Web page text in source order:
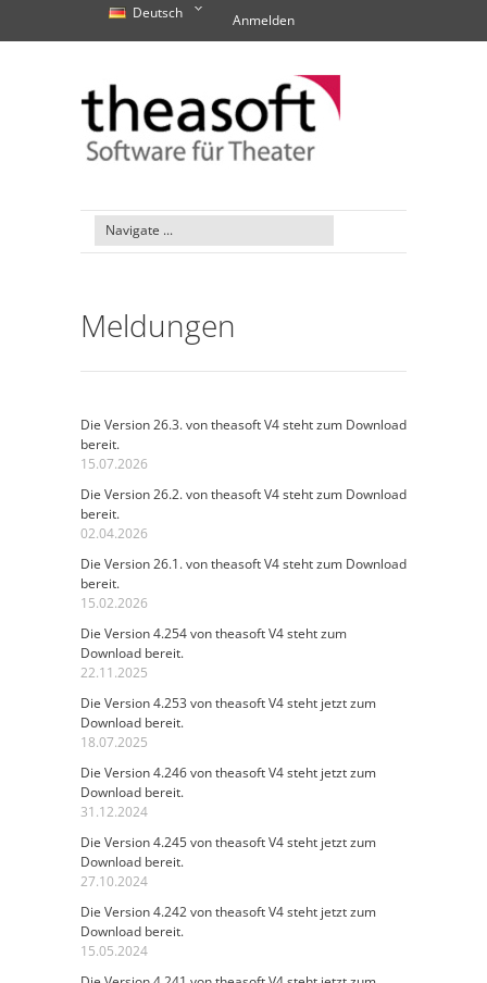
Deutsch Anmelden
Meldungen
Die Version 26.3. von theasoft V4 steht zum Download
bereit.
15.07.2026
Die Version 26.2. von theasoft V4 steht zum Download
bereit.
02.04.2026
Die Version 26.1. von theasoft V4 steht zum Download
bereit.
15.02.2026
Die Version 4.254 von theasoft V4 steht zum
Download bereit.
22.11.2025
Die Version 4.253 von theasoft V4 steht jetzt zum
Download bereit.
18.07.2025
Die Version 4.246 von theasoft V4 steht jetzt zum
Download bereit.
31.12.2024
Die Version 4.245 von theasoft V4 steht jetzt zum
Download bereit.
27.10.2024
Die Version 4.242 von theasoft V4 steht jetzt zum
Download bereit.
15.05.2024